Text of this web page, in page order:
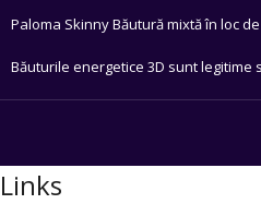
Paloma Skinny Băutură mixtă în loc
Băuturile energetice 3D sunt legitime
Links